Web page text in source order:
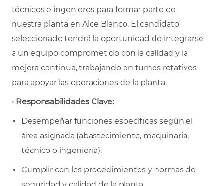
técnicos e ingenieros para formar parte de
nuestra planta en Alce Blanco. El candidato
seleccionado tendrá la oportunidad de integrarse
a un equipo comprometido con la calidad y la
mejora continua, trabajando en turnos rotativos
para apoyar las operaciones de la planta.
• Responsabilidades Clave:
Desempeñar funciones específicas según el
área asignada (abastecimiento, maquinaria,
técnico o ingeniería).
Cumplir con los procedimientos y normas de